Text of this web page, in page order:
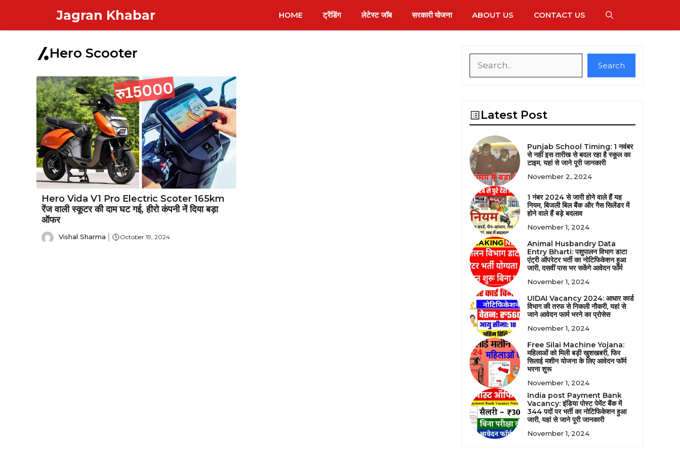
content
Jagran Khabar HOME ट्रेंडिंग लेटेस्ट जॉब सरकारी योजना ABOUT US CONTACT US
Hero Scooter
Hero Vida V1 Pro Electric Scoter 165km
रेंज वाली स्कूटर की दाम घट गई, हीरो कंपनी नें दिया बड़ा
ऑफर
Vishal Sharma October 19, 2024
Search
Latest Post
Punjab School Timing: 1 नवंबर
से नहीं इस तारीख से बदल रहा है स्कूल का
टाइम, यहां से जाने पूरी जानकारी
November 2, 2024
1 नंबर 2024 से जारी होने वाले हैं यह
नियम, बिजली बिल बैंक और गैस सिलेंडर में
होने वाले हैं बड़े बदलाव
November 1, 2024
Animal Husbandry Data
Entry Bharti: पशुपालन विभाग डाटा
एंट्री ऑपरेटर भर्ती का नोटिफिकेशन हुआ
जारी, दसवीं पास भर सकेंगे आवेदन फॉर्म
November 1, 2024
UIDAI Vacancy 2024: आधार कार्ड
विभाग की तरफ से निकली नौकरी, यहां से
जाने आवेदन फार्म भरने का प्रोसेस
November 1, 2024
Free Silai Machine Yojana:
महिलाओं को मिली बड़ी खुशखबरी, फिर
सिलाई मशीन योजना के लिए आवेदन फॉर्म
भरना शुरू
November 1, 2024
India post Payment Bank
Vacancy: इंडिया पोस्ट पेमेंट बैंक में
344 पदों पर भर्ती का नोटिफिकेशन हुआ
जारी, यहां से जाने पूरी जानकारी
November 1, 2024